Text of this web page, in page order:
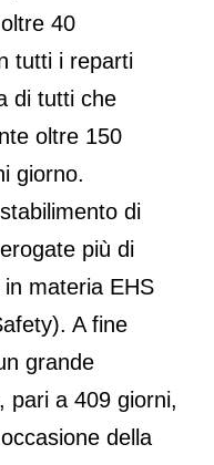
40
tutti i reparti
di tutti che
oltre 150
giorno.
di
più di
materia EHS
A fine
grande
pari a 409 giorni,
della